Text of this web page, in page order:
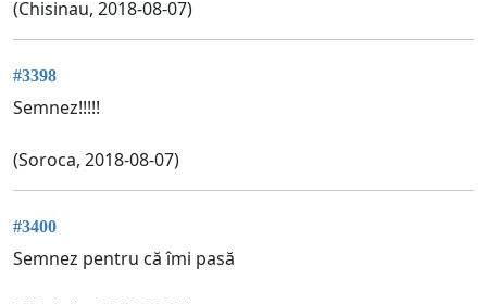
(Chisinau, 2018-08-07)
#3398
Semnez!!!!!
(Soroca, 2018-08-07)
#3400
Semnez pentru că îmi pasă